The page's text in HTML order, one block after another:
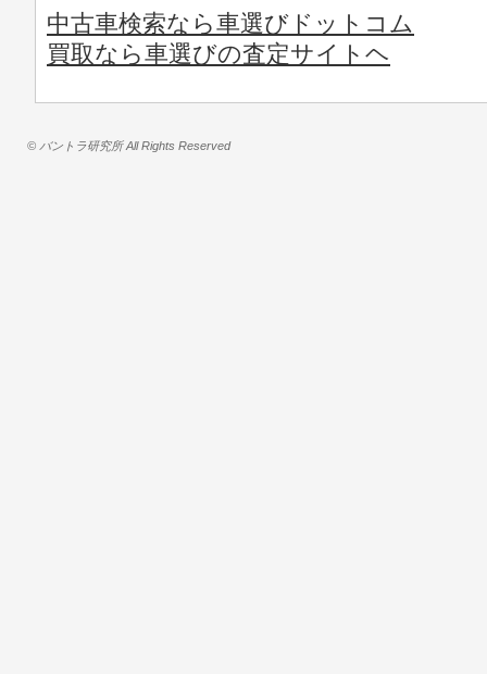
中古車検索なら車選びドットコム
買取なら車選びの査定サイトヘ
© バントラ研究所 All Rights Reserved